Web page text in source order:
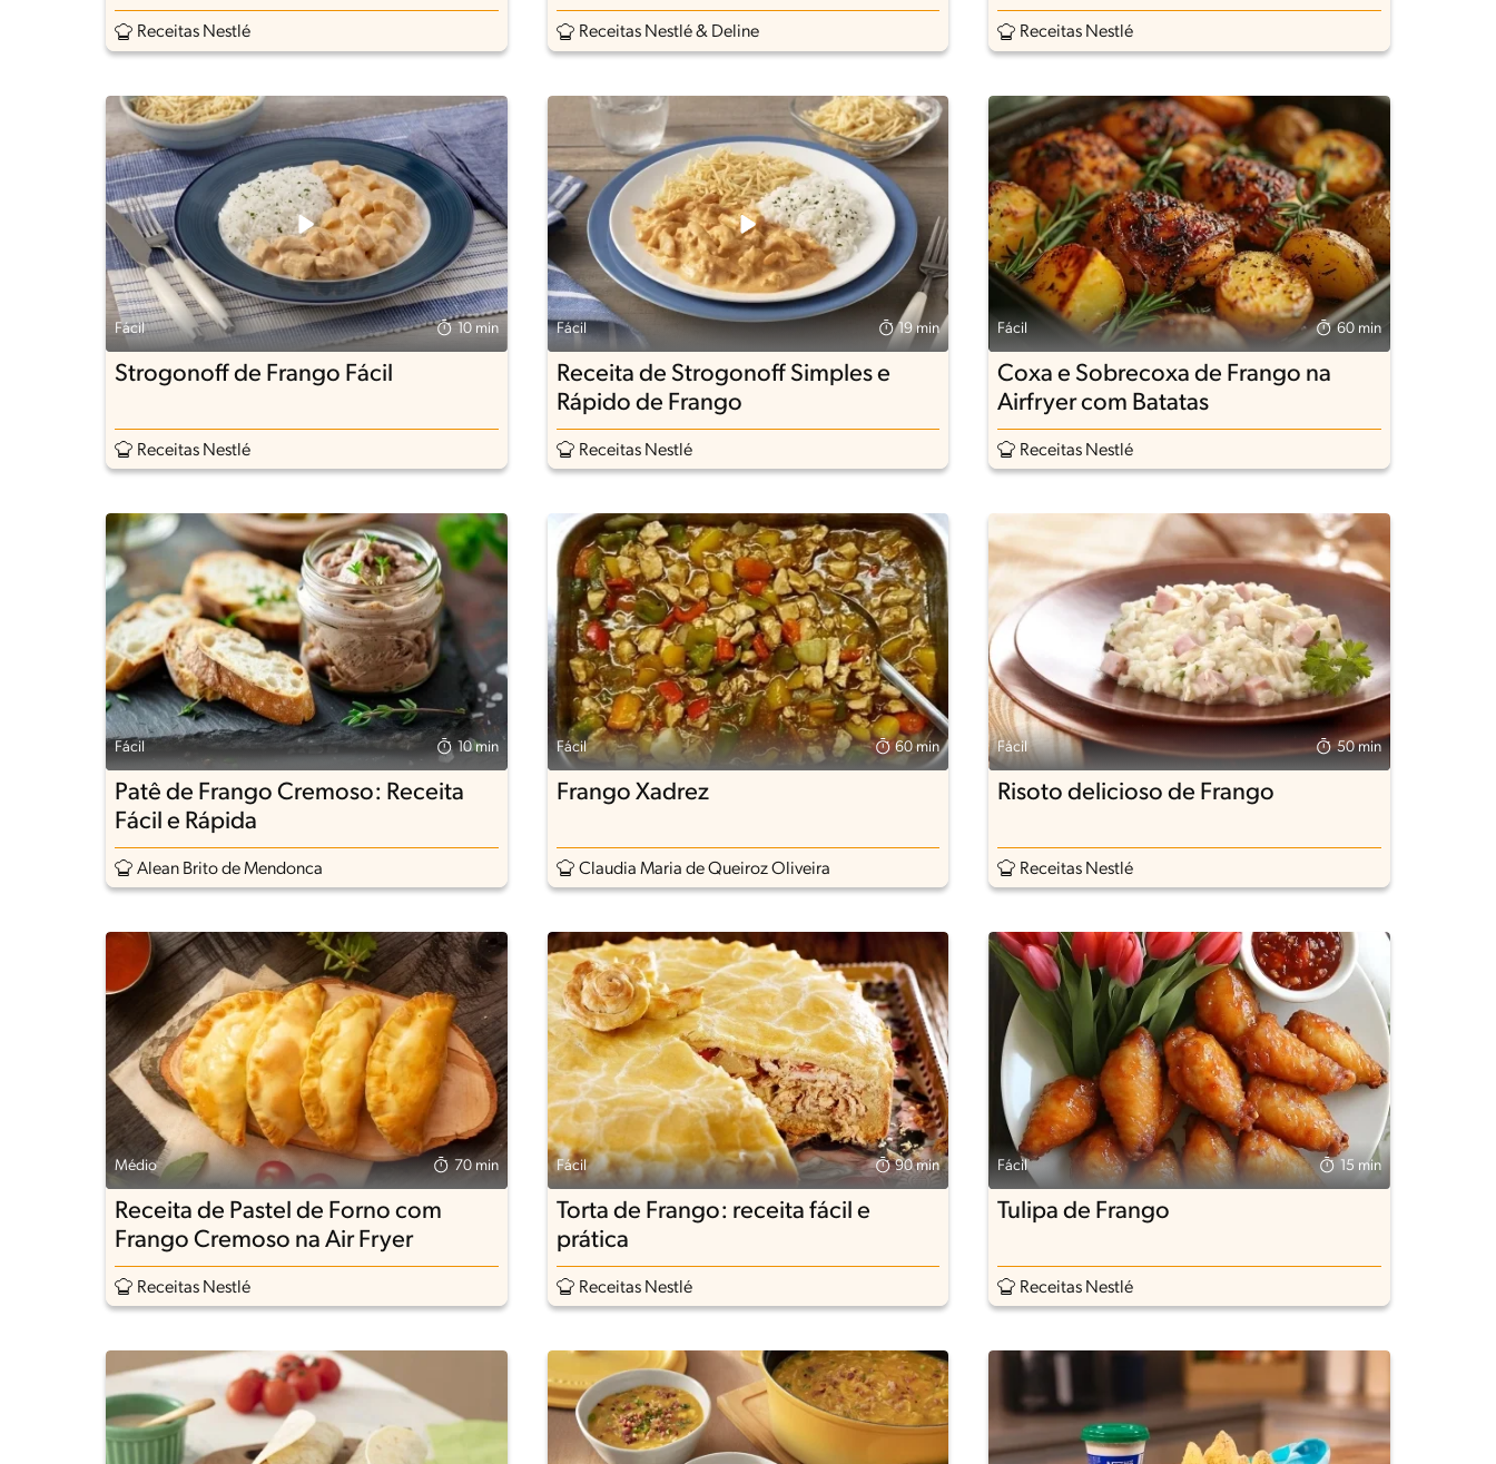
Receitas Nestlé Receitas Nestlé & Deline Receitas Nestlé
Fácil 10 min
Strogonoff de Frango Fácil
Receitas Nestlé
Fácil 19 min
Receita de Strogonoff Simples e
Rápido de Frango
Receitas Nestlé
Fácil 60 min
Coxa e Sobrecoxa de Frango na
Airfryer com Batatas
Receitas Nestlé
Fácil 10 min
Patê de Frango Cremoso: Receita
Fácil e Rápida
Alean Brito de Mendonca
Fácil 60 min
Frango Xadrez
Claudia Maria de Queiroz Oliveira
Fácil 50 min
Risoto delicioso de Frango
Receitas Nestlé
Médio 70 min
Receita de Pastel de Forno com
Frango Cremoso na Air Fryer
Receitas Nestlé
Fácil 90 min
Torta de Frango: receita fácil e
prática
Receitas Nestlé
Fácil 15 min
Tulipa de Frango
Receitas Nestlé